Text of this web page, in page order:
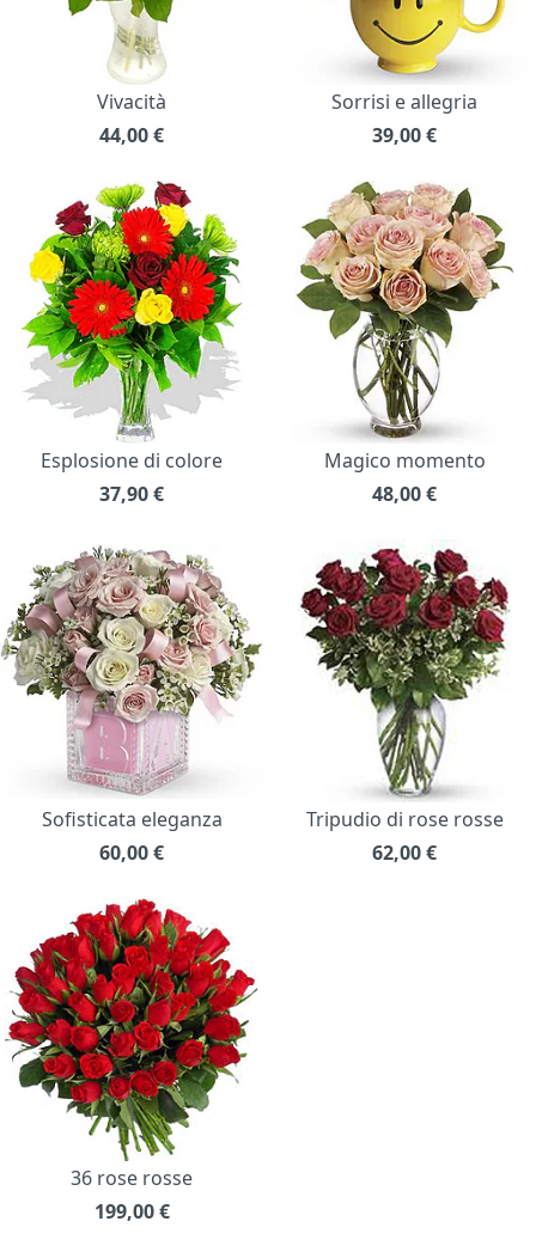
Vivacità
44,00€
Sorrisi e allegria
39,00€
Esplosione di colore
37,90€
Magico momento
48,00€
Sofisticata eleganza
60,00€
Tripudio di rose rosse
62,00€
36 rose rosse
199,00 €